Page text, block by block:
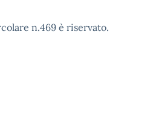
n.469 è riservato.